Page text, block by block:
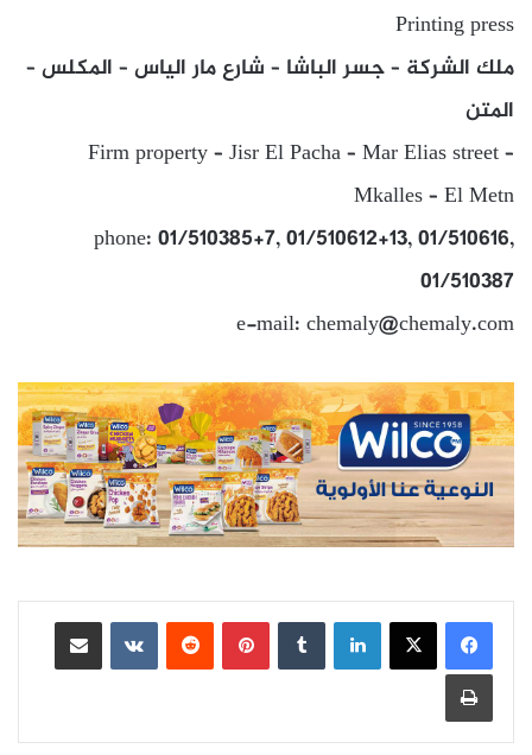
Printing press
ملك الشركة – جسر الباشا – شارع مار الياس – المكلس –
المتن
Firm property – Jisr El Pacha – Mar Elias street –
Mkalles – El Metn
phone: 01/510385+7, 01/510612+13, 01/510616,
01/510387
e-mail: chemaly@chemaly.com
لينكدإن بينتيريست
مشاركة عبر البريد
طباعة